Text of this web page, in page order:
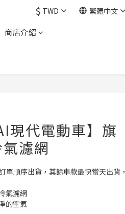
$ TWD 繁體中文
商店介紹
現代電動車】旗
濾網
順序出貨，其餘車款最快當天出貨，
氣濾網
的空氣